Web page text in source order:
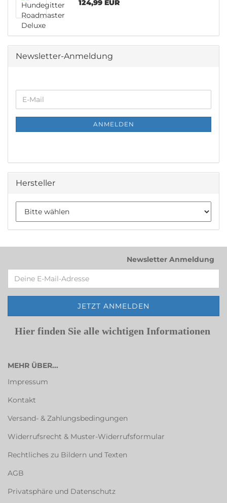
124,99 EUR
Newsletter-Anmeldung
WEITER
ZUR
NEWSLETTER-
E-
Mail
ANMELDEN
Hersteller
Newsletter Anmeldung
Hier finden Sie alle wichtigen Informationen
MEHR ÜBER...
Impressum
Kontakt
Versand- & Zahlungsbedingungen
Widerrufsrecht & Muster-Widerrufsformular
Rechtliches zu Bildern und Texten
AGB
Privatsphäre und Datenschutz